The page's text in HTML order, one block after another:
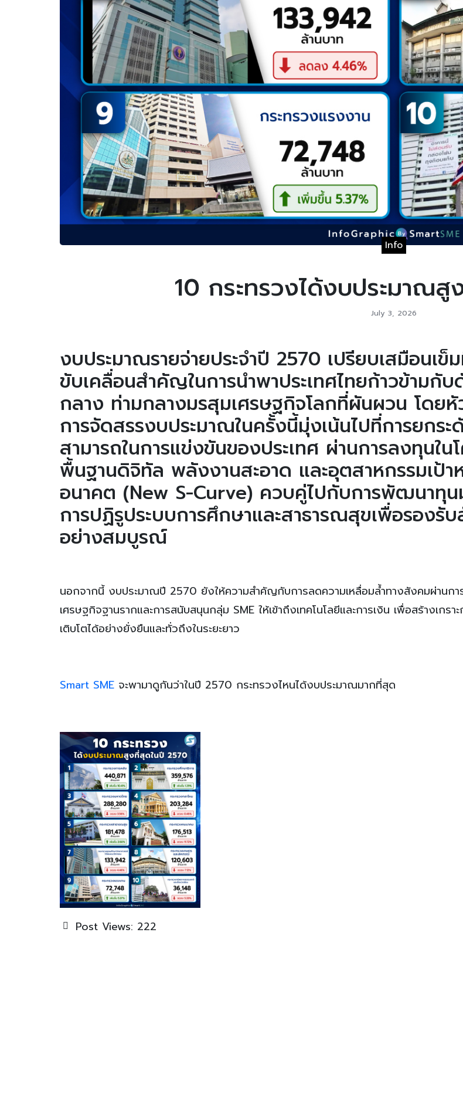
Info
10 กระทรวงได้งบประมาณ
July 3, 2026
งบประมาณรายจ่ายประจำปี 2570 เปรียบเสมือนเข็
ขับเคลื่อนสำคัญในการนำพาประเทศไทยก้าวข้ามกับ
กลาง ท่ามกลางมรสุมเศรษฐกิจโลกที่ผันผวน โดย
การจัดสรรงบประมาณในครั้งนี้มุ่งเน้นไปที่การยกร
สามารถในการแข่งขันของประเทศ ผ่านการลงทุนใน
พื้นฐานดิจิทัล พลังงานสะอาด และอุตสาหกรรมเป้า
อนาคต (New S-Curve) ควบคู่ไปกับการพัฒนาทุ
การปฏิรูประบบการศึกษาและสาธารณสุขเพื่อรองรั
อย่างสมบูรณ์
นอกจากนี้ งบประมาณปี 2570 ยังให้ความสำคัญกับการลดความเหลื่อมล้ำทางสังคมผ่านกา
เศรษฐกิจฐานรากและการสนับสนุนกลุ่ม SME ให้เข้าถึงเทคโนโลยีและการเงิน เพื่อสร้างเกรา
เติบโตได้อย่างยั่งยืนและทั่วถึงในระยะยาว
Smart SME จะพามาดูกันว่าในปี 2570 กระทรวงไหนได้งบประมาณมากที่สุด
Post Views: 222